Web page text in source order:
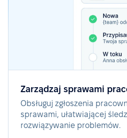
Zarządzaj sprawami
Obsługuj zgłoszenia
sprawami, ułatwiającej
rozwiązywanie problemów.